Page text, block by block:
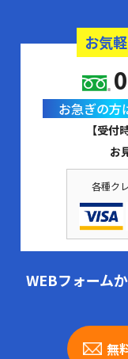
お気
お急ぎの方
【受付
お
各種ク
WEBフォーム
無